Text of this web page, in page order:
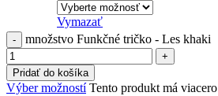
Vymazať
množstvo Funkčné tričko - Les khaki
Pridať do košíka
Výber možností Tento produkt má